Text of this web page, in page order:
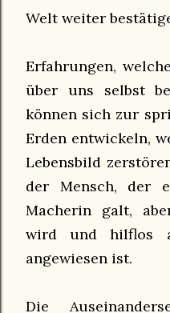
Welt weiter
Erfahrungen,
über uns selbst
können sich zur
Erden entwickeln,
Lebensbild
der Mensch, der
Macherin galt,
wird und hilflos
angewiesen ist.
Die